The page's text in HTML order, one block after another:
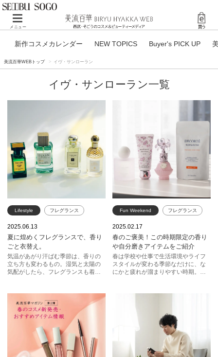
Toggle navigation
メニュー
新作コスメカレンダー NEW TOPICS Buyer's PICK UP
美流百華WEBトップ イヴ・サンローラン
イヴ・サンローラン一覧
Lifestyle フレグランス
ゲラン
ジョー マローン ロンドン
クリーン
トム フォード ビューティ
2025.06.13
夏に煌めくフレグランスで、香り
ごと衣替え。
気温があがり汗ばむ季節は、香りの
立ち方も変わるもの。湿気と太陽の
気配がしたら、フレグランスも着替
Fun Weekend フレグランス
ケア
ジョー マローン ロンドン
イヴ・サンローラン KANEBO
コスメデコルテ
2025.02.17
春のご褒美！この時期限定の香り
や自分磨きアイテムをご紹介
春は学校や仕事で生活環境やライフ
スタイルが変わる季節なだけに、な
にかと疲れが溜まりやすい時期。そ
介！もちろんギフトにもおすすめで